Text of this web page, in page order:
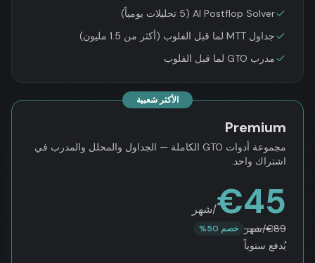
AI Postflop Solver (5 تحليلات يومياً)
جداول MTT لما قبل الفلوب (أكثر من 1.5 مليون)
مدرب GTO لما قبل الفلوب
الأكثر شعبية
Premium
مجموعة أدوات GTO الكاملة — الجداول والمحلل والمدرب في
اشتراك واحد.
€45 /شهر
€89 /شهر خصم 50%
يُدفع سنوياً